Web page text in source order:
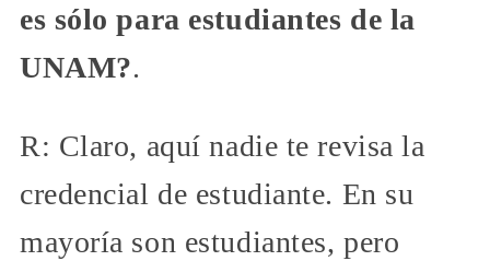
es sólo para estudiantes de la
UNAM?.
R: Claro, aquí nadie te revisa la
credencial de estudiante. En su
mayoría son estudiantes, pero